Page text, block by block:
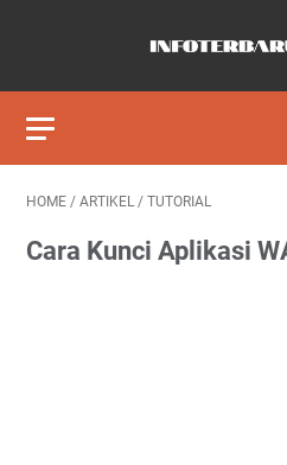
HOME / ARTIKEL / TUTORIAL
Cara Kunci Aplikasi